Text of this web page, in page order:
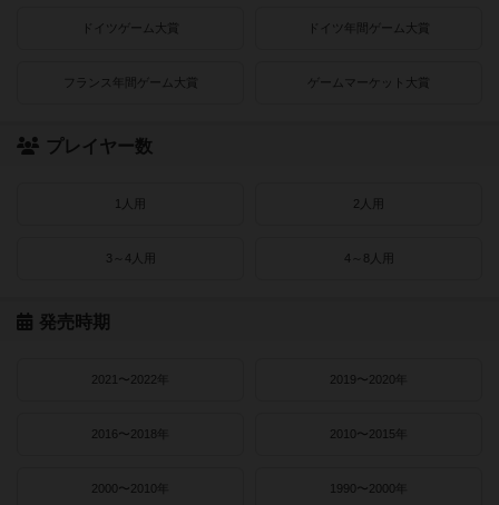
ドイツゲーム大賞 ドイツ年間ゲーム大賞
フランス年間ゲーム大賞 ゲームマーケット大賞
プレイヤー数
1人用 2人用
3～4人用 4～8人用
発売時期
2021〜2022年 2019〜2020年
2016〜2018年 2010〜2015年
2000〜2010年 1990〜2000年